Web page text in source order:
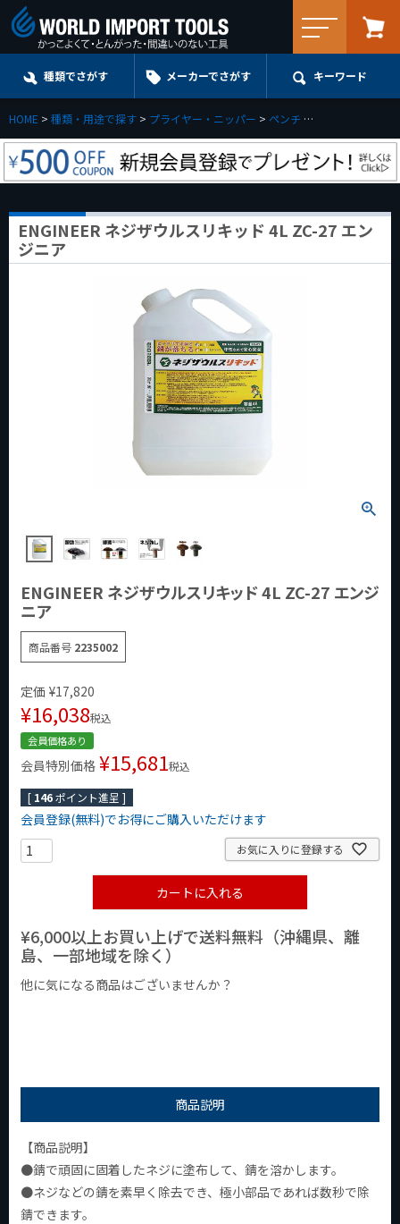
種類でさがす メーカーでさがす キーワード
HOME 種類・用途で探す プライヤー・ニッパー ペンチ
ENGINEER ネジザウルスリキッド 4L ZC-27 エン
ジニア
ENGINEER ネジザウルスリキッド 4L ZC-27 エンジ
ニア
商品番号 2235002
定価 ¥17,820
¥16,038税込
会員価格あり
会員特別価格 ¥15,681税込
[ 146ポイント進呈 ]
会員登録(無料)でお得にご購入いただけます
お気に入りに登録する
カートに入れる
¥6,000以上お買い上げで送料無料（沖縄県、離
島、一部地域を除く）
他に気になる商品はございませんか？
商品説明
【商品説明】
●錆で頑固に固着したネジに塗布して、錆を溶かします。
●ネジなどの錆を素早く除去でき、極小部品であれば数秒で除
錆できます。